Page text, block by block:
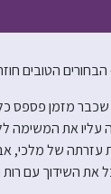
הטובים
שכבר מזמן
עליו את המשימה
של מלכי,
השידוך עם רות